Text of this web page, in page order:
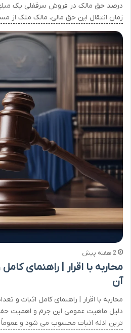
درصد حق مالک در فروش سرقفلی یک
زمان انتقال این حق مالی، مالک ملک از
2 هفته پیش
محاربه با اقرار | راهنمای
آن
محاربه با اقرار | راهنمای کامل اثبات و
دلیل ماهیت عمومی این جرم و اهمیت
ترین ادله اثبات محسوب می شود و